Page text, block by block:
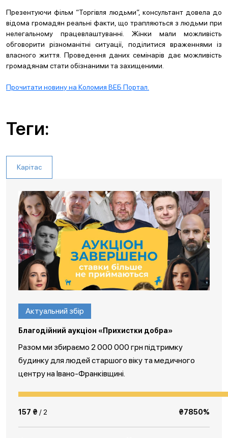
Презентуючи фільм “Торгівля людьми”, консультант довела до
відома громадян реальні факти, що трапляються з людьми при
нелегальному працевлаштуванні. Жінки мали можливість
обговорити різноманітні ситуації, поділитися враженнями із
власного життя. Проведення даних семінарів дає можливість
громадянам стати обізнаними та захищеними.
Прочитати новину на Коломия ВЕБ Портал.
Теги:
Карітас
Актуальний збір
Благодійний аукціон «Прихистки добра»
Разом ми збираємо 2 000 000 грн підтримку
будинку для людей старшого віку та медичного
центру на Івано-Франківщині.
157 ₴ / 2 ₴7850%